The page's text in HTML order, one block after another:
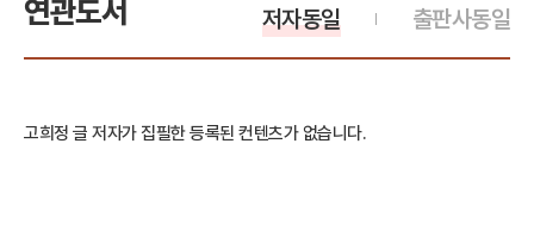
연관도서 출판사동일
저자동일
고희정 글 저자가 집필한 등록된 컨텐츠가 없습니다.